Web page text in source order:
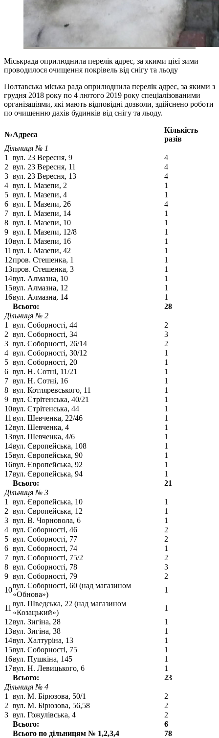
Міськрада оприлюднила перелік адрес, за якими цієї зими
проводилося очищення покрівель від снігу та льоду
Полтавська міська рада оприлюднила перелік адрес, за якими з
грудня 2018 року по 4 лютого 2019 року спеціалізованими
організаціями, які мають відповідні дозволи, здійснено роботи
по очищенню дахів будинків від снігу та льоду.
№Адреса
Кількість
разів
Дільниця № 1
1
вул. 23 Вересня, 9
4
2 вул. 23 Вересня, 11
4
3 вул. 23 Вересня, 13
4
4 вул. І. Мазепи, 2
1
5 вул. І. Мазепи, 4
1
6 вул. І. Мазепи, 26
4
7 вул. І. Мазепи, 14
1
8 вул. І. Мазепи, 10
1
9 вул. І. Мазепи, 12/8
1
10вул. І. Мазепи, 16
1
11 вул. І. Мазепи, 42
1
12пров. Стешенка, 1
1
13пров. Стешенка, 3
1
14вул. Алмазна, 10
1
15вул. Алмазна, 12
1
16вул. Алмазна, 14
1
Всього:
28
Дільниця № 2
1
вул. Соборності, 44
2
2 вул. Соборності, 34
3
3 вул. Соборності, 26/14
2
4 вул. Соборності, 30/12
1
5 вул. Соборності, 20
1
6 вул. Н. Сотні, 11/21
1
7 вул. Н. Сотні, 16
1
8 вул. Котляревського, 11
1
9 вул. Стрітенська, 40/21
1
10вул. Стрітенська, 44
1
11 вул. Шевченка, 22/46
1
12вул. Шевченка, 4
1
13вул. Шевченка, 4/6
1
14вул. Європейська, 108
1
15вул. Європейська, 90
1
16вул. Європейська, 92
1
17вул. Європейська, 94
1
Всього:
21
Дільниця № 3
1
вул. Європейська, 10
1
2 вул. Європейська, 12
1
3 вул. В. Чорновола, 6
1
4 вул. Соборності, 46
2
5 вул. Соборності, 77
2
6 вул. Соборності, 74
1
7 вул. Соборності, 75/2
2
8 вул. Соборності, 78
3
9 вул. Соборності, 79
2
10
вул. Соборності, 60 (над магазином
«Обнова»)
1
11
вул. Шведська, 22 (над магазином
«Козацький»)
1
12вул. Зигіна, 28
1
13вул. Зигіна, 38
1
14вул. Халтуріна, 13
1
15вул. Соборності, 75
1
16вул. Пушкіна, 145
1
17вул. Н. Левицького, 6
1
Всього:
23
Дільниця № 4
1
вул. М. Бірюзова, 50/1
2
2 вул. М. Бірюзова, 56,58
2
3 вул. Гожулівська, 4
2
Всього:
6
Всього по дільницям № 1,2,3,4
78